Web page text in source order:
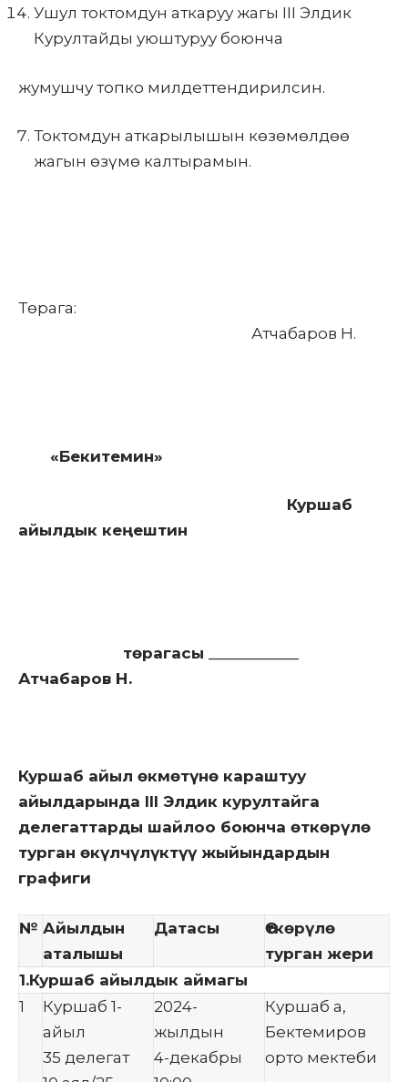
Ушул токтомдун аткаруу жагы III Элдик
Курултайды уюштуруу боюнча
жумушчу топко милдеттендирилсин.
Токтомдун аткарылышын көзөмөлдөө
жагын өзүмө калтырамын.
Төрага:
Атчабаров Н.
«Бекитемин»
Куршаб
айылдык кеңештин
төрагасы ___________
Атчабаров Н.
Куршаб айыл өкмөтүнө караштуу
айылдарында III Элдик курултайга
делегаттарды шайлоо боюнча өткөрүлө
турган өкүлчүлүктүү жыйындардын
графиги
№ Айылдын
аталышы
Датасы
Өткөрүлө
турган жери
1.Куршаб айылдык аймагы
1
Куршаб 1-
айыл
35 делегат
2024-
жылдын
4-декабры
Куршаб а,
Бектемиров
орто мектеби